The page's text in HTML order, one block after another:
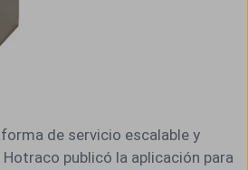
de servicio escalable y
publicó la aplicación para